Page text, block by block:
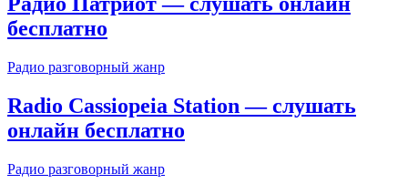
бесплатно
Радио разговорный жанр
Radio Cassiopeia Station — слушать
онлайн бесплатно
Радио разговорный жанр